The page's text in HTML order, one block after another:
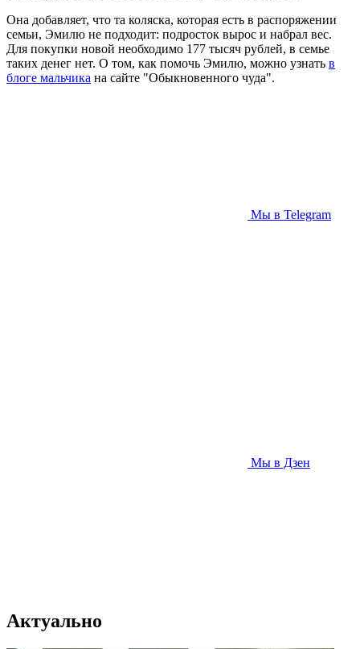
Она добавляет, что та коляска, которая есть в распоряжении
семьи, Эмилю не подходит: подросток вырос и набрал вес.
Для покупки новой необходимо 177 тысяч рублей, в семье
таких денег нет. О том, как помочь Эмилю, можно узнать в
блоге мальчика на сайте "Обыкновенного чуда".
Мы в Telegram
Мы в Дзен
Актуально